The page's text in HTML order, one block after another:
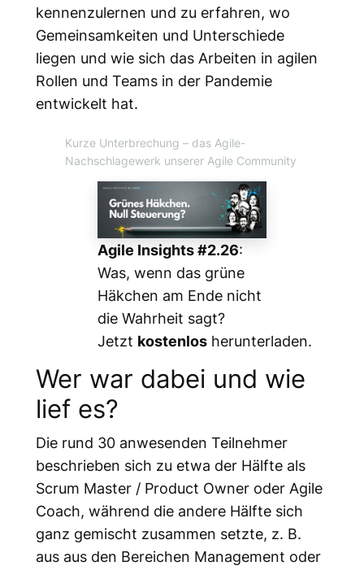
kennenzulernen und zu erfahren, wo
Gemeinsamkeiten und Unterschiede
liegen und wie sich das Arbeiten in agilen
Rollen und Teams in der Pandemie
entwickelt hat.
Kurze Unterbrechung – das Agile-
Nachschlagewerk unserer Agile Community
Agile Insights #2.26:
Was, wenn das grüne
Häkchen am Ende nicht
die Wahrheit sagt?
Jetzt kostenlosherunterladen.
Wer war dabei und wie
lief es?
Die rund 30 anwesenden Teilnehmer
beschrieben sich zu etwa der Hälfte als
Scrum Master / Product Owner oder Agile
Coach, während die andere Hälfte sich
ganz gemischt zusammen setzte, z. B.
aus aus den Bereichen Management oder